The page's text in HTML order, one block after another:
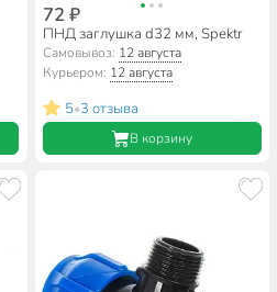
72 ₽
ПНД заглушка d32 мм, Spektr
Самовывоз: 12 августа
Курьером: 12 августа
5•3 отзыва
В корзину